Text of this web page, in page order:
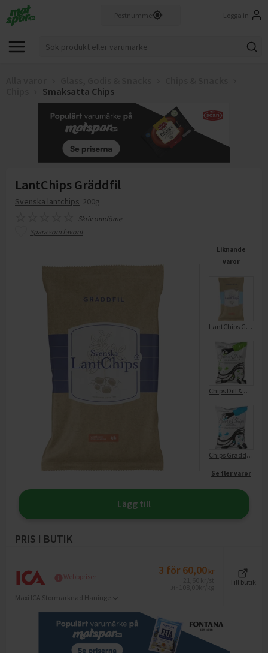
Logga in
Smaksatta Chips
LantChips Gräddfil
Svenska lantchips 200g
Skriv omdöme
Spara som favorit
Liknande
varor
LantChips Gräddfil & Lök
Chips Dill & Gräddfil
Chips Gräddfil & Lök
Se fler varor
Lägg till
PRIS I BUTIK
Webbpriser 3 för 60,00 kr
Till butik
Maxi ICA Stormarknad Haninge